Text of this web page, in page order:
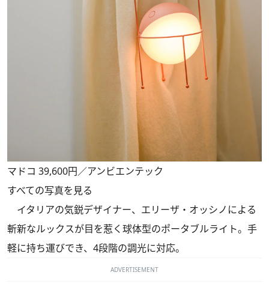
マドコ 39,600円／アンビエンテック
すべての写真を見る
イタリアの気鋭デザイナー、エリーザ・オッシノによる
斬新なルックスが目を惹く球体型のポータブルライト。手
軽に持ち運びでき、4段階の調光に対応。
ADVERTISEMENT